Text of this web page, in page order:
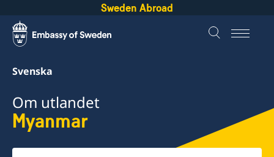
Sweden Abroad
Svenska
Om utlandet
Myanmar